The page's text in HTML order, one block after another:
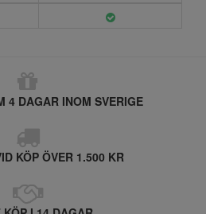
4 DAGAR INOM SVERIGE
KÖP ÖVER 1.500 KR